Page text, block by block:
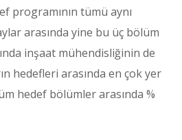
programının tümü aynı
arasında yine bu üç bölüm
inşaat mühendisliğinin de
hedefleri arasında en çok yer
hedef bölümler arasında %